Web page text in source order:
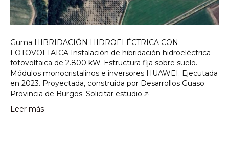
Guma HIBRIDACIÓN HIDROELÉCTRICA CON
FOTOVOLTAICA Instalación de hibridación hidroeléctrica-
fotovoltaica de 2.800 kW. Estructura fija sobre suelo.
Módulos monocristalinos e inversores HUAWEI. Ejecutada
en 2023. Proyectada, construida por Desarrollos Guaso.
Provincia de Burgos. Solicitar estudio 🡥
Leer más